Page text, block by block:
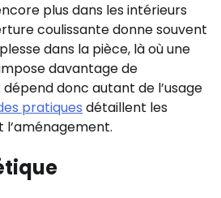
plus dans les intérieurs
coulissante donne souvent
dans la pièce, là où une
davantage de
donc autant de l’usage
pratiques détaillent les